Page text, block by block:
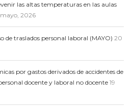
las altas temperaturas en las aulas
2026
de traslados personal laboral (MAYO) 20
por gastos derivados de accidentes de
docente y laboral no docente 19